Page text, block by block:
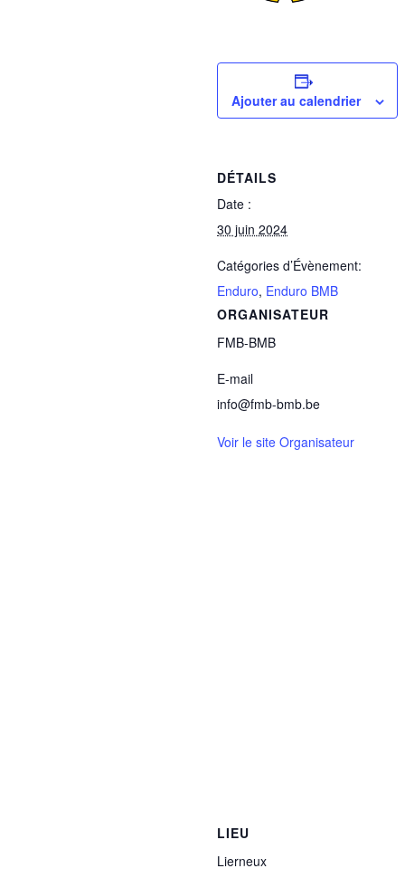
Ajouter au calendrier
DÉTAILS
Date :
30 juin 2024
Catégories d’Évènement:
Enduro, Enduro BMB
ORGANISATEUR
FMB-BMB
E-mail
info@fmb-bmb.be
Voir le site Organisateur
LIEU
Lierneux